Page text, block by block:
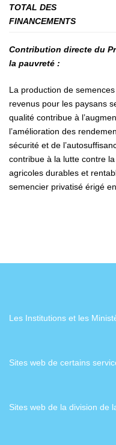
TOTAL DES
FINANCEMENTS
Contribution directe du
la pauvreté :
La production de
revenus pour les paysans
qualité contribue à
l’amélioration des
sécurité et de
contribue à la lutte contre
agricoles durables et
semencier privatisé érigé
Les Institutions et les
Sites web de certains
Sites web de la division de